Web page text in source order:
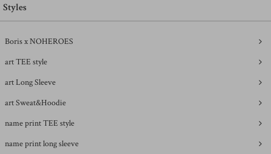
Styles
Boris x NOHEROES
art TEE style
art Long Sleeve
art Sweat&Hoodie
name print TEE style
name print long sleeve